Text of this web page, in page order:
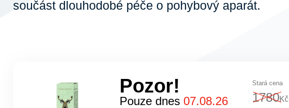
součást dlouhodobé péče o pohybový aparát.
Pozor!
Pouze dnes 07.08.26
Stará cena
1780Kč